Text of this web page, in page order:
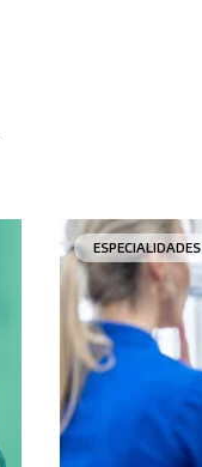
ESPECIALIDADES